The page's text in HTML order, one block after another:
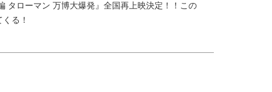
タローマン 万博大爆発』全国再上映決定！！この
る！